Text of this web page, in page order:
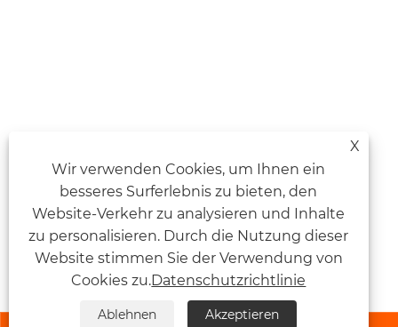
X
Wir verwenden Cookies, um Ihnen ein
besseres Surferlebnis zu bieten, den
Website-Verkehr zu analysieren und Inhalte
zu personalisieren. Durch die Nutzung dieser
Website stimmen Sie der Verwendung von
Cookies zu.Datenschutzrichtlinie
Ablehnen Akzeptieren